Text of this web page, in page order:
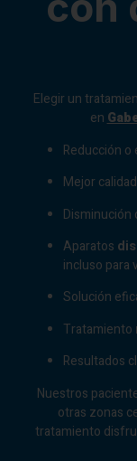
Elegir un
en
Reducción
Mejor
Disminución
Aparatos
incluso para
Solución
Tratamiento
Resultados
Nuestros
otras zonas
tratamiento